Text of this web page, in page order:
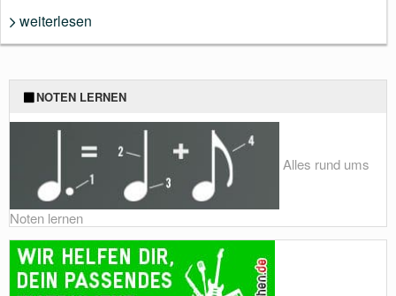
weiterlesen
NOTEN LERNEN
Alles rund ums
Noten lernen